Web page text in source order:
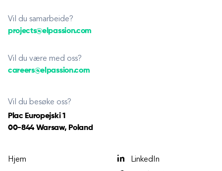
Vil du samarbeide?
projects@elpassion.com
Vil du være med oss?
careers@elpassion.com
Vil du besøke oss?
Plac Europejski 1
00-844 Warsaw, Poland
Hjem
LinkedIn